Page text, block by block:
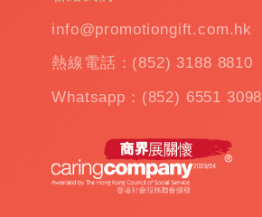
info@promotiongift.com.hk
熱線電話：(852) 3188 8810
Whatsapp：(852) 6551 3098